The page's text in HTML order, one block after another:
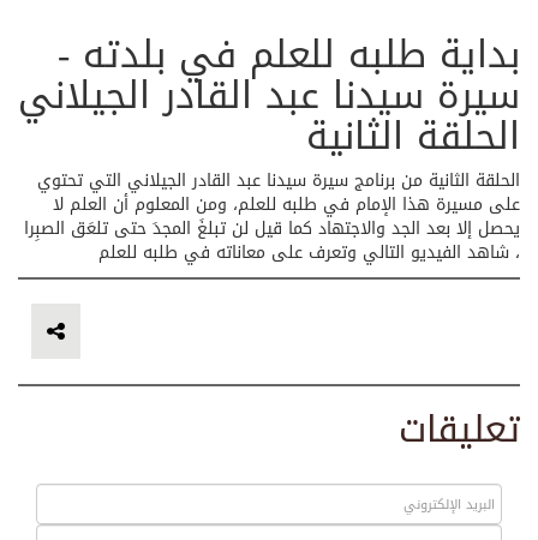
بداية طلبه للعلم في بلدته -
سيرة سيدنا عبد القادر الجيلاني
الحلقة الثانية
الحلقة الثانية من برنامج سيرة سيدنا عبد القادر الجيلاني التي تحتوي
على مسيرة هذا الإمام في طلبه للعلم، ومن المعلوم أن العلم لا
يحصل إلا بعد الجد والاجتهاد كما قيل لن تبلغَ المجدَ حتى تلعَق الصبِرا
، شاهد الفيديو التالي وتعرف على معاناته في طلبه للعلم
تعليقات